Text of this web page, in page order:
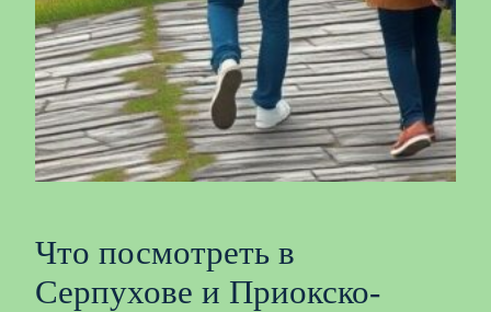
Что посмотреть в
Серпухове и Приокско-